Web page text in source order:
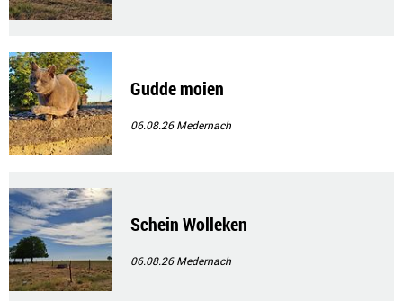
Gudde moien
06.08.26Medernach
Schein Wolleken
06.08.26Medernach